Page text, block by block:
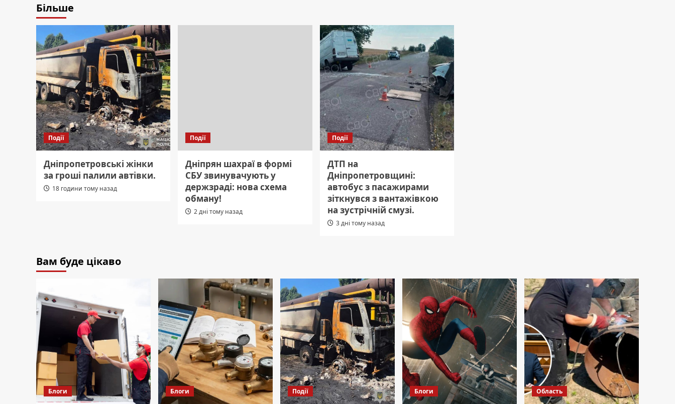
Більше
Події
Дніпропетровські жінки
за гроші палили автівки.
18 години тому назад
Події
Дніпрян шахраї в формі
СБУ звинувачують у
держзраді: нова схема
обману!
2 дні тому назад
Події
ДТП на
Дніпропетровщині:
автобус з пасажирами
зіткнувся з вантажівкою
на зустрічній смузі.
3 дні тому назад
Вам буде цікаво
Блоги Блоги Події Блоги Область